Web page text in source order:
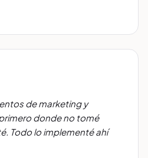
de marketing y
donde no tomé
Todo lo implementé ahí